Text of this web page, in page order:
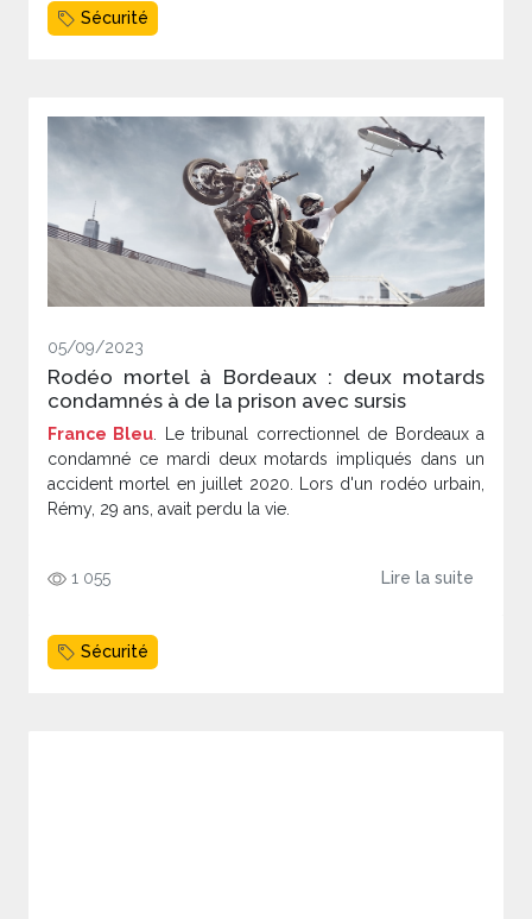
Sécurité
05/09/2023
Rodéo mortel à Bordeaux : deux motards
condamnés à de la prison avec sursis
France Bleu . Le tribunal correctionnel de Bordeaux a
condamné ce mardi deux motards impliqués dans un
accident mortel en juillet 2020. Lors d'un rodéo urbain,
Rémy, 29 ans, avait perdu la vie.
1 055 Lire la suite
Sécurité